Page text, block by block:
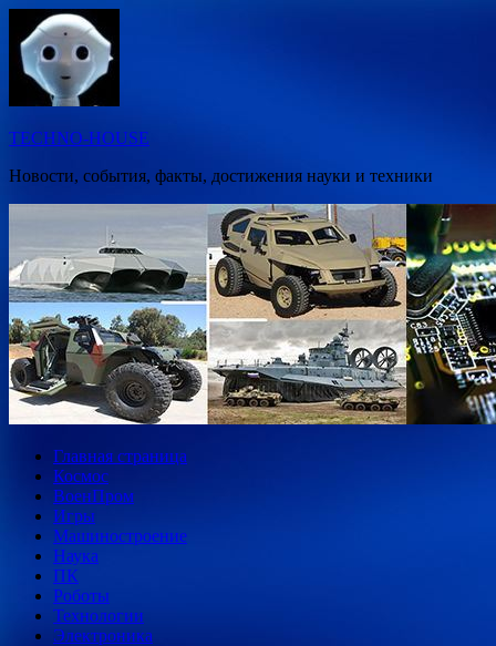
Перейти
содержимому
TECHNO-HOUSE
Новости, события, факты, достижения науки и техники
Главная страница
Космос
ВоенПром
Игры
Машиностроение
Наука
ПК
Роботы
Технологии
Электроника